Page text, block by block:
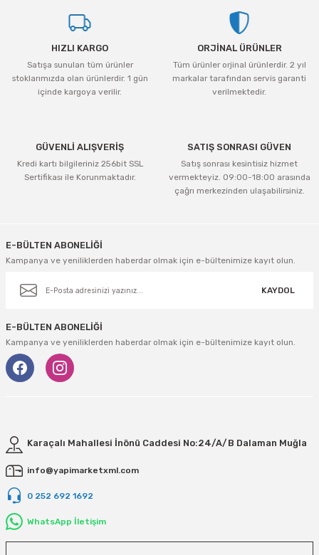
Ürün resmi kalitesiz, bozuk veya görüntülenemiyor.
Ürün açıklamasında eksik bilgiler bulunuyor.
Ürün bilgilerinde hatalar bulunuyor.
Ürün fiyatı diğer sitelerden daha pahalı.
HIZLI KARGO
Satışa sunulan tüm ürünler
stoklarımızda olan ürünlerdir. 1 gün
içinde kargoya verilir.
ORJİNAL ÜRÜNLER
Tüm ürünler orjinal ürünlerdir. 2 yıl
markalar tarafından servis garanti
verilmektedir.
GÜVENLİ ALIŞVERİŞ
Kredi kartı bilgileriniz 256bit SSL
Sertifikası ile Korunmaktadır.
SATIŞ SONRASI GÜVEN
Satış sonrası kesintisiz hizmet
vermekteyiz. 09:00-18:00 arasında
çağrı merkezinden ulaşabilirsiniz.
E-BÜLTEN ABONELİĞİ
Kampanya ve yeniliklerden haberdar olmak için e-bültenimize kayıt olun.
KAYDOL
E-BÜLTEN ABONELİĞİ
Kampanya ve yeniliklerden haberdar olmak için e-bültenimize kayıt olun.
Karaçalı Mahallesi İnönü Caddesi No:24/A/B Dalaman Muğla
info@yapimarketxml.com
0 252 692 1692
WhatsApp İletişim